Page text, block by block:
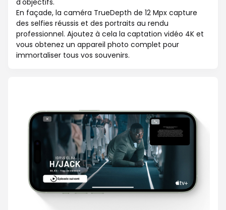
En façade, la caméra TrueDepth de 12 Mpx capture
des selfies réussis et des portraits au rendu
professionnel. Ajoutez à cela la captation vidéo 4K et
vous obtenez un appareil photo complet pour
immortaliser tous vos souvenirs.